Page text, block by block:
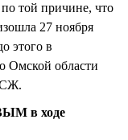
той причине, что
27 ноября
этого в
Омской области
в ходе